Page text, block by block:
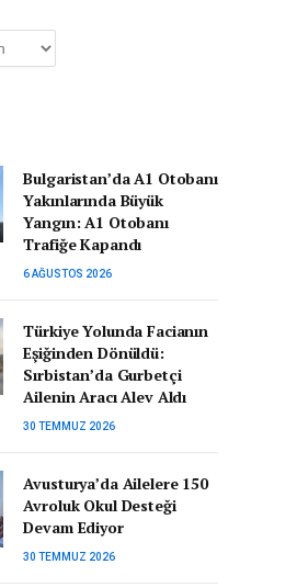
Bulgaristan’da A1 Otobanı
Yakınlarında Büyük
Yangın: A1 Otobanı
Trafiğe Kapandı
6 AĞUSTOS 2026
Türkiye Yolunda Facianın
Eşiğinden Dönüldü:
Sırbistan’da Gurbetçi
Ailenin Aracı Alev Aldı
30 TEMMUZ 2026
Avusturya’da Ailelere 150
Avroluk Okul Desteği
Devam Ediyor
30 TEMMUZ 2026